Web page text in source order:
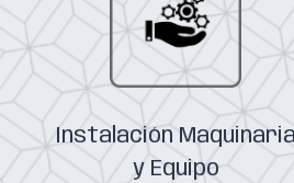
Instalación Maquinaria
y Equipo